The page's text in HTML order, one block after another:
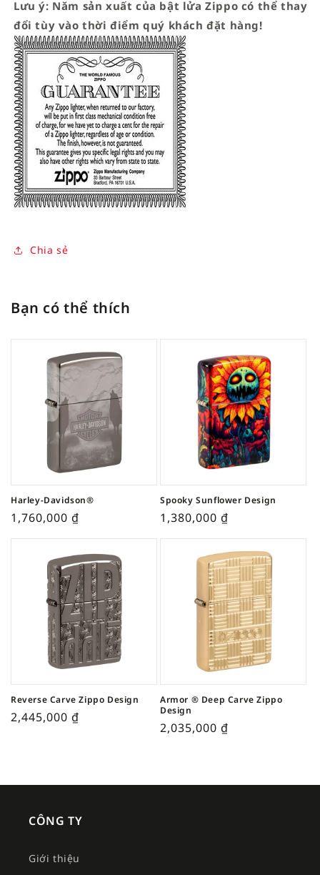
Lưu ý: Năm sản xuất của bật lửa Zippo có thể thay
đổi tùy vào thời điểm quý khách đặt hàng!
Chia sẻ
Bạn có thể thích
Harley-Davidson®
1,760,000 ₫
Spooky Sunflower Design
1,380,000 ₫
Reverse Carve Zippo Design
2,445,000 ₫
Armor ® Deep Carve Zippo
Design
2,035,000 ₫
CÔNG TY
Giới thiệu